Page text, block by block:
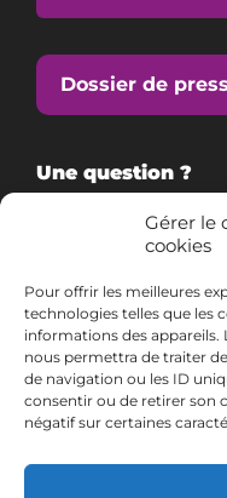
Gérer le
cookies
Pour offrir les meilleures
technologies telles que les
informations des appareils.
nous permettra de traiter
de navigation ou les ID
consentir ou de retirer son
négatif sur certaines
Dossier de
Une question ?
Consultez notre
Contactez-nous
03 72 74 70 00